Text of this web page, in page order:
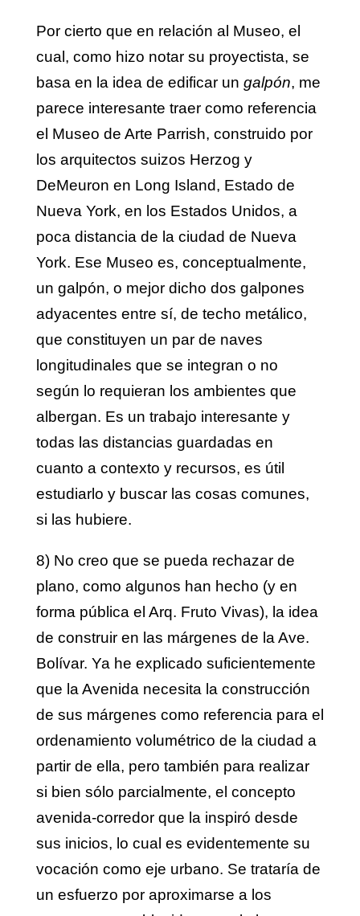
Por cierto que en relación al Museo, el
cual, como hizo notar su proyectista, se
basa en la idea de edificar un galpón, me
parece interesante traer como referencia
el Museo de Arte Parrish, construido por
los arquitectos suizos Herzog y
DeMeuron en Long Island, Estado de
Nueva York, en los Estados Unidos, a
poca distancia de la ciudad de Nueva
York. Ese Museo es, conceptualmente,
un galpón, o mejor dicho dos galpones
adyacentes entre sí, de techo metálico,
que constituyen un par de naves
longitudinales que se integran o no
según lo requieran los ambientes que
albergan. Es un trabajo interesante y
todas las distancias guardadas en
cuanto a contexto y recursos, es útil
estudiarlo y buscar las cosas comunes,
si las hubiere.
8) No creo que se pueda rechazar de
plano, como algunos han hecho (y en
forma pública el Arq. Fruto Vivas), la idea
de construir en las márgenes de la Ave.
Bolívar. Ya he explicado suficientemente
que la Avenida necesita la construcción
de sus márgenes como referencia para el
ordenamiento volumétrico de la ciudad a
partir de ella, pero también para realizar
si bien sólo parcialmente, el concepto
avenida-corredor que la inspiró desde
sus inicios, lo cual es evidentemente su
vocación como eje urbano. Se trataría de
un esfuerzo por aproximarse a los